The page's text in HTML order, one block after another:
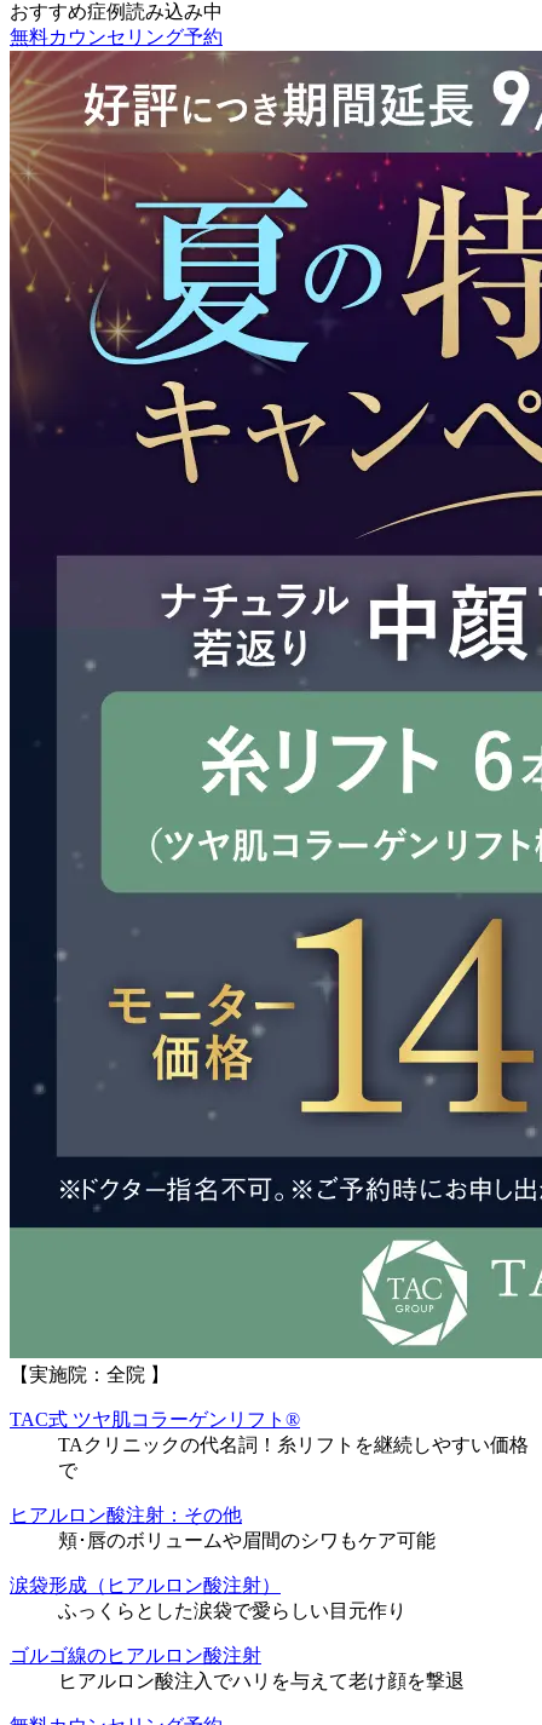
おすすめ症例読み込み中
無料カウンセリング予約
【実施院：全院 】
TAC式 ツヤ肌コラーゲンリフト®
TAクリニックの代名詞！糸リフトを継続しやすい価格
で
ヒアルロン酸注射：その他
頬･唇のボリュームや眉間のシワもケア可能
涙袋形成（ヒアルロン酸注射）
ふっくらとした涙袋で愛らしい目元作り
ゴルゴ線のヒアルロン酸注射
ヒアルロン酸注入でハリを与えて老け顔を撃退